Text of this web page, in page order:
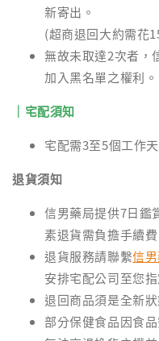
新寄出。
(超商退回大約需花
無故未取達2次者，
加入黑名單之權利。
｜宅配須知
宅配需3至5個工作
退貨須知
信男藥局提供7日鑑
素退貨需負擔手續費
退貨服務請聯繫信
安排宅配公司至您
退回商品須是全新狀
部分保健食品因食